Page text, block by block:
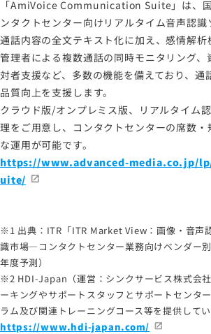
「AmiVoice Communication Suite」は、
ンタクトセンター向けリアルタイム音声認識
通話内容の全文テキスト化に加え、感情解析
管理者による複数通話の同時モニタリング
対者支援など、多数の機能を備えており、通
品質向上を支援します。
クラウド版/オンプレミス版、リアルタイム
理をご用意し、コンタクトセンターの席数
な運用が可能です。
https://www.advanced-media.co.jp/
uite/
※1 出典：ITR「ITR Market View：画像・音声
識市場―コンタクトセンター業務向けベンダー
年度予測）
※2 HDI-Japan（運営：シンクサービス株式会
ーキングやサポートスタッフとサポートセンタ
ラム及び関連トレーニングコース等を提供して
https://www.hdi-japan.com/